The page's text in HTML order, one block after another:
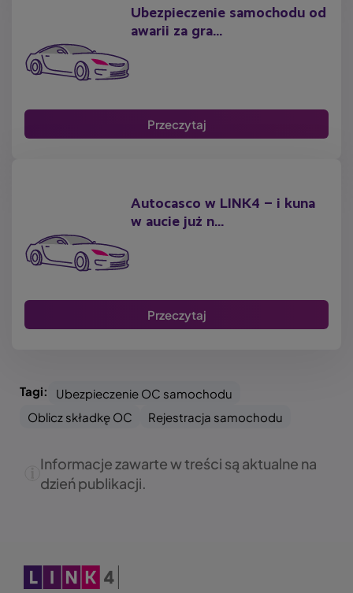
Ubezpieczenie samochodu od
awarii za gra...
Przeczytaj
Autocasco w LINK4 – i kuna
w aucie już n...
Przeczytaj
Tagi:
Ubezpieczenie OC samochodu
Oblicz składkę OC
Rejestracja samochodu
Informacje zawarte w treści są aktualne na
dzień publikacji.
Obraz